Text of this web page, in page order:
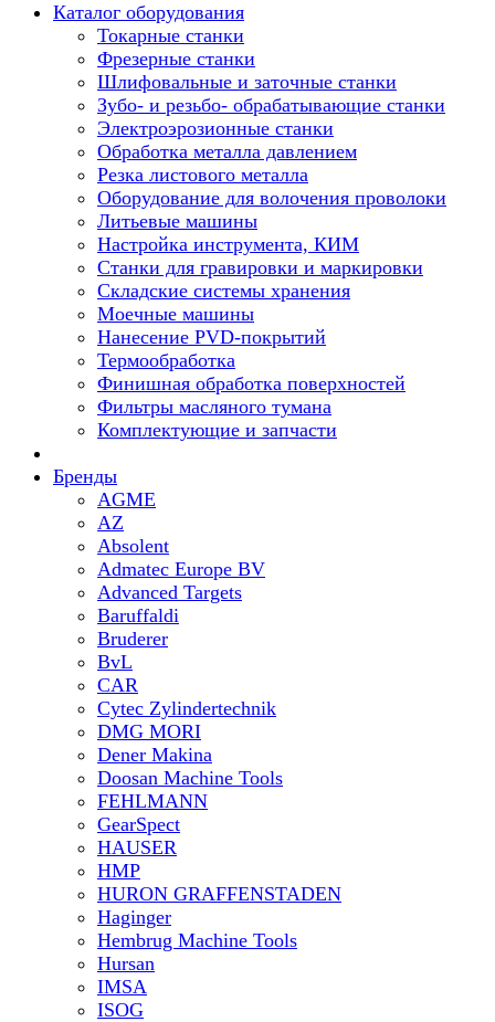
Каталог оборудования
Токарные станки
Фрезерные станки
Шлифовальные и заточные станки
Зубо- и резьбо- обрабатывающие станки
Электроэрозионные станки
Обработка металла давлением
Резка листового металла
Оборудование для волочения проволоки
Литьевые машины
Настройка инструмента, КИМ
Станки для гравировки и маркировки
Складские системы хранения
Моечные машины
Нанесение PVD-покрытий
Термообработка
Финишная обработка поверхностей
Фильтры масляного тумана
Комплектующие и запчасти
Бренды
AGME
AZ
Absolent
Admatec Europe BV
Advanced Targets
Baruffaldi
Bruderer
BvL
CAR
Cytec Zylindertechnik
DMG MORI
Dener Makina
Doosan Machine Tools
FEHLMANN
GearSpect
HAUSER
HMP
HURON GRAFFENSTADEN
Haginger
Hembrug Machine Tools
Hursan
IMSA
ISOG